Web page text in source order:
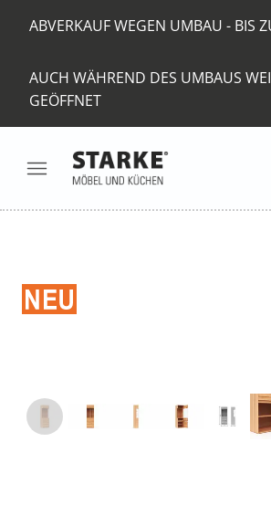
ABVERKAUF WEGEN UMBAU - BIS
AUCH WÄHREND DES UMBAUS
GEÖFFNET